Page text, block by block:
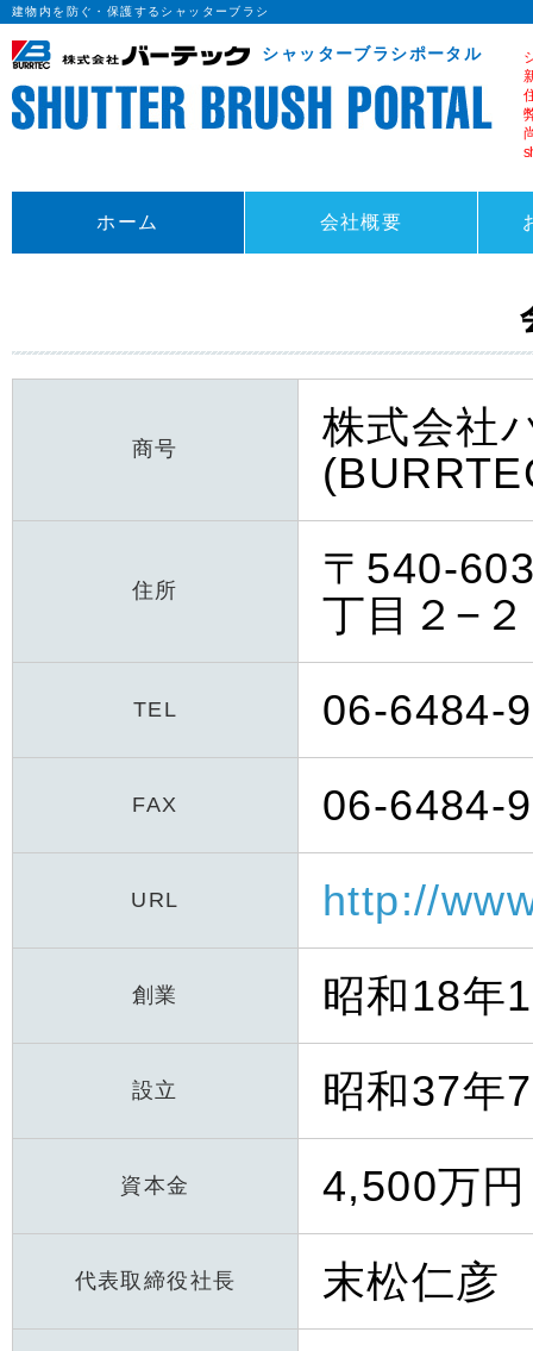
建物内を防ぐ・保護するシャッターブラシ
シャッターブラシポータル
ホーム 会社概要
商号
株式会社
住所
〒540-
丁目２−
TEL 06-6484-
FAX 06-6484-
URL http://
創業 昭和18年
設立 昭和37年
資本金 4,500万円
代表取締役社長 末松仁彦